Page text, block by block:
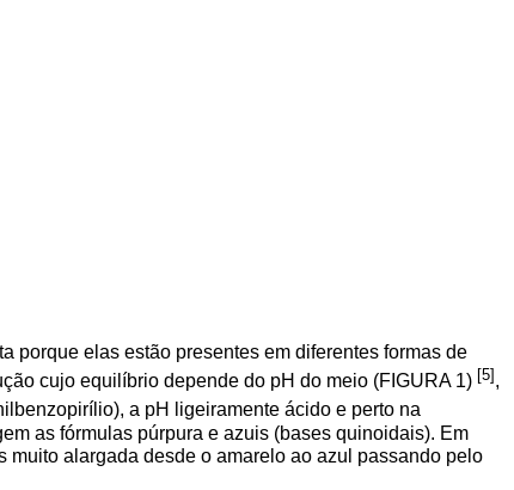
porque elas estão presentes em diferentes formas de
cujo equilíbrio depende do pH do meio (FIGURA 1) [5] ,
a pH ligeiramente ácido e perto na
as fórmulas púrpura e azuis (bases quinoidais). Em
alargada desde o amarelo ao azul passando pelo